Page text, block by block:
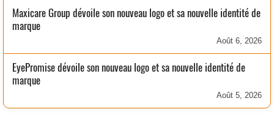
Maxicare Group dévoile son nouveau logo et sa nouvelle identité de
marque
Août 6, 2026
EyePromise dévoile son nouveau logo et sa nouvelle identité de
marque
Août 5, 2026